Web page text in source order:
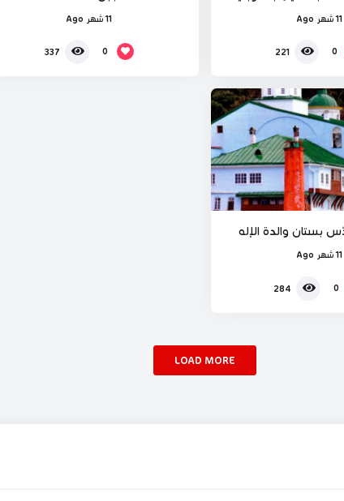
11 شهر Ago
0
221
11 شهر Ago
0
337
بستان والدة الإله
11 شهر Ago
0
284
LOAD MORE